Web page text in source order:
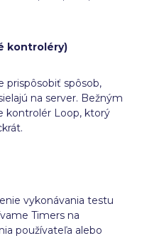
kontroléry)
prispôsobiť spôsob,
na server. Bežným
kontrolér Loop, ktorý
vykonávania testu
Timers na
používateľa alebo